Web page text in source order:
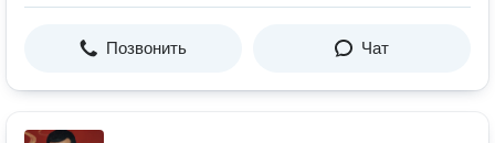
Позвонить Чат